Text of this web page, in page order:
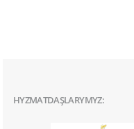
HYZMATDAŞLARYMYZ: